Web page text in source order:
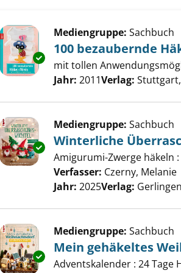
Exemplar-Details von 100
Mediengruppe: Sachbuch
100 bezaubernde
mit tollen
Suche nach diesem
Jahr: 2011Verlag:
Exemplar-Details von
Mediengruppe: Sachbuch
Winterliche
Amigurumi-Zwerge häkeln
Verfasser: Czerny, Melanie
Jahr: 2025Verlag:
Exemplar-Details von Mein
Mediengruppe: Sachbuch
Mein gehäkeltes
Adventskalender : 24 Tage